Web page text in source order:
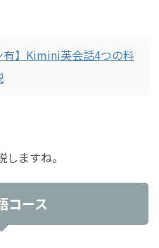
有】Kimini英会話4つの料
ますね。
コース